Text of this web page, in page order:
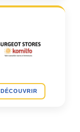
DÉCOUVRIR